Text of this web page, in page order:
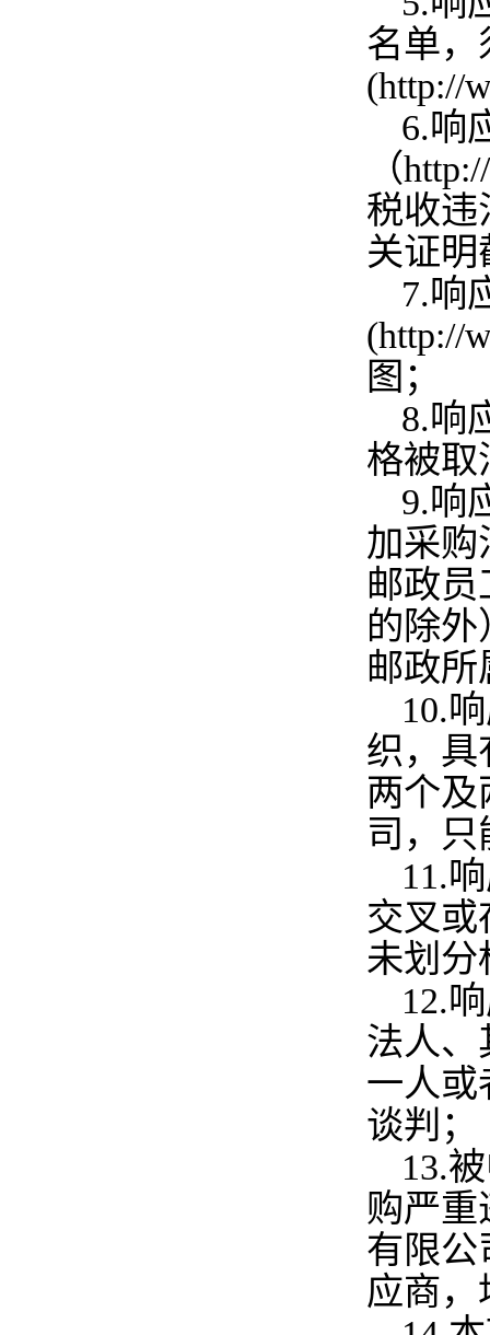
名单，
(http://
6.响
（
税收违
关证明
7.响
(http://
图；
8.响
格被取
9.响
加采购
邮政
的除
邮政
10.
织，具
两个及
司，
11.
交叉或
未划分
12.
法人、
一人或
谈判；
13.
购严重
有限公
应商，